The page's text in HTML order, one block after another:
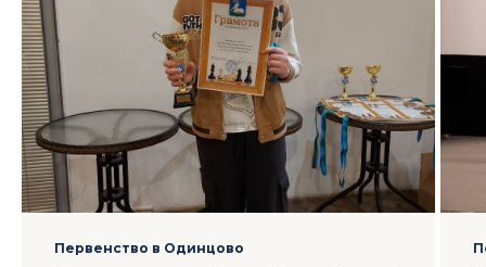
Первенство в Одинцово